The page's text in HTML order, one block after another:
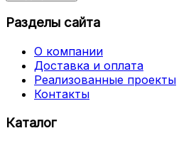
Разделы сайта
О компании
Доставка и оплата
Реализованные проекты
Контакты
Каталог